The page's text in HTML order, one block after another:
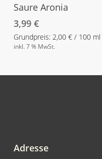
Saure Aronia
3,99 €
Grundpreis: 2,00 €/ 100 ml
inkl. 7 % MwSt.
Adresse